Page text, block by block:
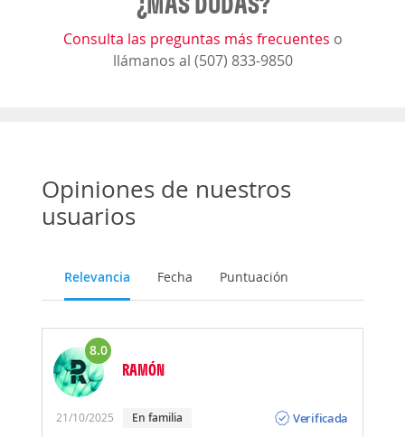
Consulta las preguntas más frecuentes o
llámanos al (507) 833-9850
Opiniones de nuestros
usuarios
Relevancia Fecha Puntuación
8.0
RAMÓN
21/10/2025 En familia
Verificada